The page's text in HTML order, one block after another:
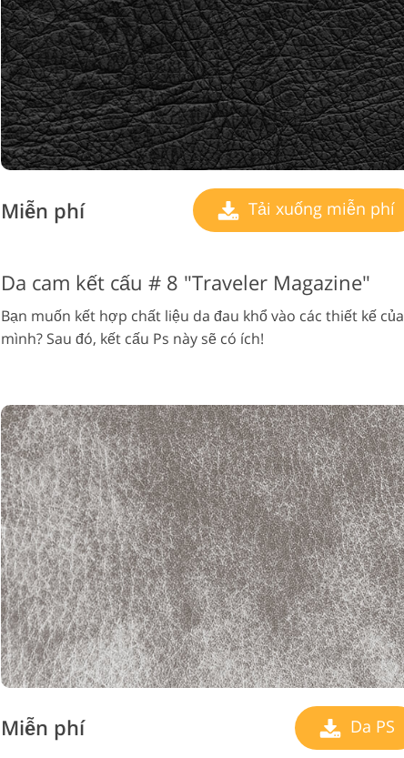
Miễn phí Tải xuống miễn phí
Da cam kết cấu # 8 "Traveler Magazine"
Bạn muốn kết hợp chất liệu da đau khổ vào các thiết kế của
mình? Sau đó, kết cấu Ps này sẽ có ích!
Miễn phí Da PS